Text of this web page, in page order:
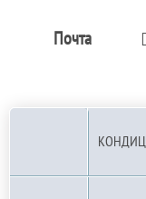
Почта